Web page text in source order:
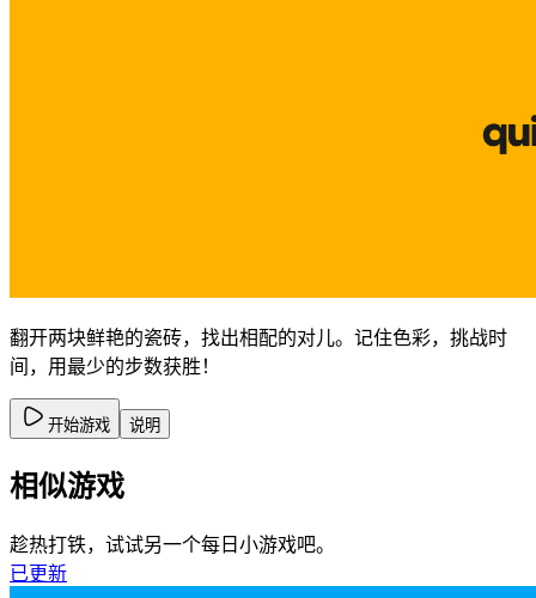
翻开两块鲜艳的瓷砖，找出相配的对儿。记住色彩，挑战时
间，用最少的步数获胜！
开始游戏 说明
相似游戏
趁热打铁，试试另一个每日小游戏吧。
已更新